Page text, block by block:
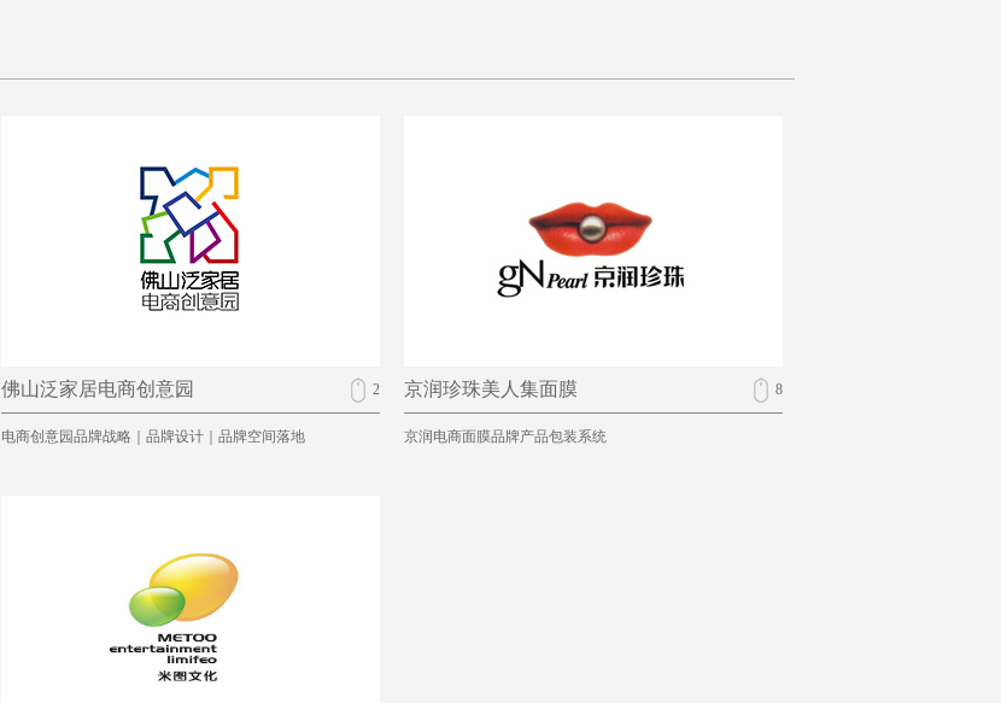
2
佛山泛家居电商创意园
电商创意园品牌战略｜品牌设计｜品牌空间落地
8
京润珍珠美人集面膜
京润电商面膜品牌产品包装系统